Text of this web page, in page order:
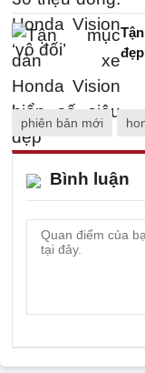
đẹp
phiên bản mới
Bình luận